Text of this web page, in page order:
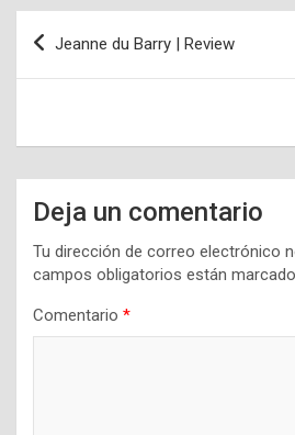
Navegación
de
Jeanne du Barry | Review
Deja un comentario
Tu dirección de correo electrónico
campos obligatorios están
Comentario *